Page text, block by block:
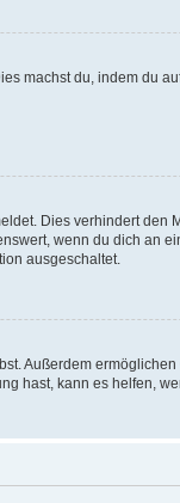
machst du, indem du
Dies verhindert
wenn du dich an
ausgeschaltet.
Außerdem
hast, kann es helfen,